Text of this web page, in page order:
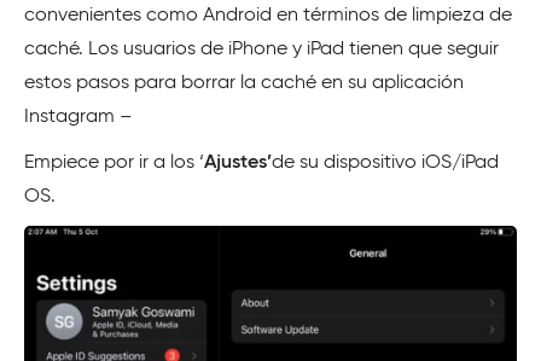
convenientes como Android en términos de limpieza de
caché. Los usuarios de iPhone y iPad tienen que seguir
estos pasos para borrar la caché en su aplicación
Instagram –
Empiece por ir a los ‘Ajustes’de su dispositivo iOS/iPad
OS.